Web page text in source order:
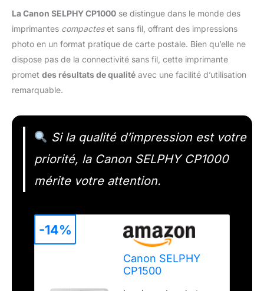
La Canon SELPHY CP1000 se distingue dans le monde des
imprimantes compacteset sans fil, offrant des impressions
photo en un format pratique de carte postale. Bien qu’elle ne
dispose pas de la connectivité sans fil, cette imprimante
promet des résultats de qualité avec une facilité d’utilisation
remarquable.
Si la qualité d’impression est votre
priorité, la Canon SELPHY CP1000
mérite votre attention.
Canon SELPHY
CP1500
-14%